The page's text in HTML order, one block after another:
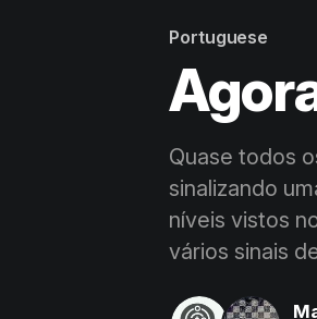
Portuguese
Quase todos
sinalizando
níveis vistos
vários sinais